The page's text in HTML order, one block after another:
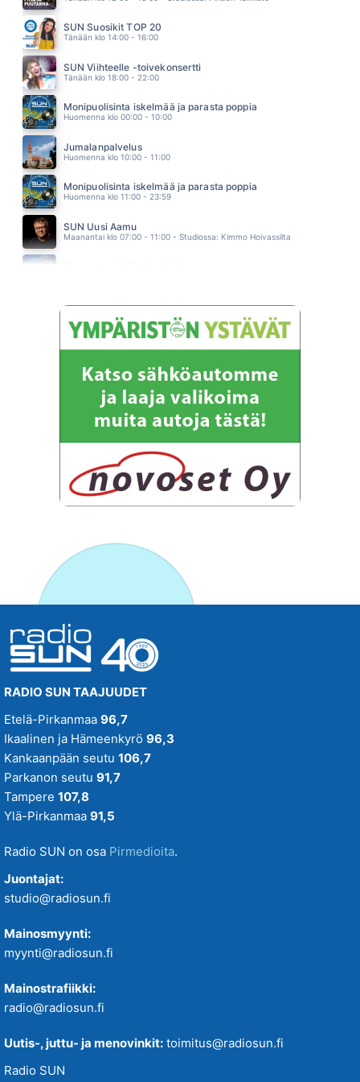
JUHA METSÄPERÄ
04.11
EROS RAMAZZOTTI & RICKY MARTIN
04.07
SUN Suosikit TOP 20
Tänään klo 14:00 - 16:00
SUN Viihteelle -toivekonsertti
Tänään klo 18:00 - 22:00
Monipuolisinta iskelmää ja parasta poppia
Huomenna klo 00:00 - 10:00
Jumalanpalvelus
Huomenna klo 10:00 - 11:00
Monipuolisinta iskelmää ja parasta poppia
Huomenna klo 11:00 - 23:59
SUN Uusi Aamu
Maanantai klo 07:00 - 11:00 - Studiossa: Kimmo Hoivassilta
RADIO SUN TAAJUUDET
Etelä-Pirkanmaa 96,7
Ikaalinen ja Hämeenkyrö 96,3
Kankaanpään seutu 106,7
Parkanon seutu 91,7
Tampere 107,8
Ylä-Pirkanmaa 91,5
Radio SUN on osa Pirmedioita.
Juontajat:
studio@radiosun.fi
Mainosmyynti:
myynti@radiosun.fi
Mainostrafiikki:
radio@radiosun.fi
Uutis-, juttu- ja menovinkit: toimitus@radiosun.fi
Radio SUN